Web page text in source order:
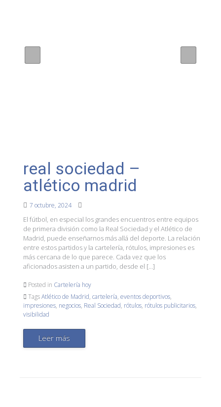
real sociedad –
atlético madrid
7 octubre, 2024
El fútbol, en especial los grandes encuentros entre equipos
de primera división como la Real Sociedad y el Atlético de
Madrid, puede enseñarnos más allá del deporte. La relación
entre estos partidos y la cartelería, rótulos, impresiones es
más cercana de lo que parece. Cada vez que los
aficionados asisten a un partido, desde el […]
Posted in Cartelería hoy
TagsAtlético de Madrid,cartelería,eventos deportivos,
impresiones, negocios, Real Sociedad, rótulos, rótulos publicitarios,
visibilidad
Leer más